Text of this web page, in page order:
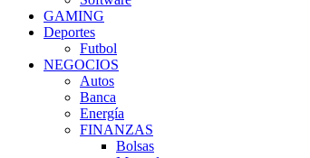
GAMING
Deportes
Futbol
NEGOCIOS
Autos
Banca
Energía
FINANZAS
Bolsas